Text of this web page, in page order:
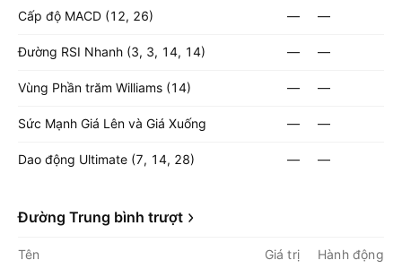
Cấp độ MACD (12, 26) — —
Đường RSI Nhanh (3, 3, 14, 14) — —
Vùng Phần trăm Williams (14) — —
Sức Mạnh Giá Lên và Giá Xuống — —
Dao động Ultimate (7, 14, 28) — —
Đường Trung bình trượt
Tên Giá trị Hành động